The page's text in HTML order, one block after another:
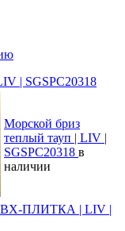
| SGSPC20318
Морской бриз
теплый тауп | LIV |
SGSPC20318 в
наличии
ПЛИТКА | LIV |